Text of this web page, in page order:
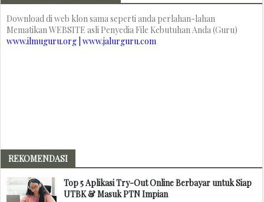
Download di web klon sama seperti anda perlahan-lahan
Mematikan WEBSITE asli Penyedia File Kebutuhan Anda (Guru)
www.ilmuguru.org | www.jalurguru.com
REKOMENDASI
Top 5 Aplikasi Try-Out Online Berbayar untuk Siap
UTBK & Masuk PTN Impian